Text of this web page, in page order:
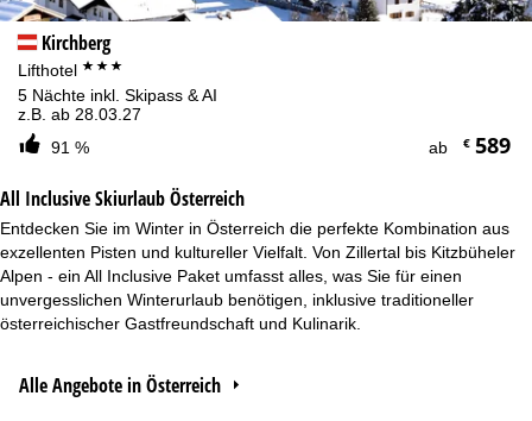
Kirchberg
Lifthotel ***
5 Nächte inkl. Skipass & AI
z.B. ab 28.03.27
91 %
ab €589
All Inclusive Skiurlaub Österreich
Entdecken Sie im Winter in Österreich die perfekte Kombination aus
exzellenten Pisten und kultureller Vielfalt. Von Zillertal bis Kitzbüheler
Alpen - ein All Inclusive Paket umfasst alles, was Sie für einen
unvergesslichen Winterurlaub benötigen, inklusive traditioneller
österreichischer Gastfreundschaft und Kulinarik.
Alle Angebote in Österreich